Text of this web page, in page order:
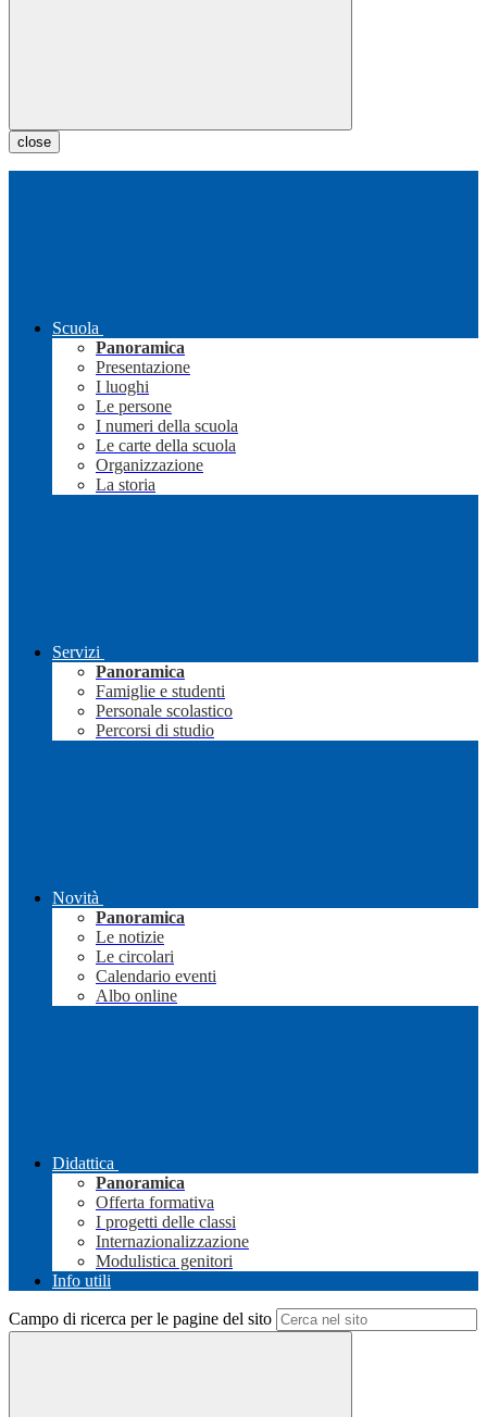
close
Scuola
Panoramica
Presentazione
I luoghi
Le persone
I numeri della scuola
Le carte della scuola
Organizzazione
La storia
Servizi
Panoramica
Famiglie e studenti
Personale scolastico
Percorsi di studio
Novità
Panoramica
Le notizie
Le circolari
Calendario eventi
Albo online
Didattica
Panoramica
Offerta formativa
I progetti delle classi
Internazionalizzazione
Modulistica genitori
Info utili
Campo di ricerca per le pagine del sito